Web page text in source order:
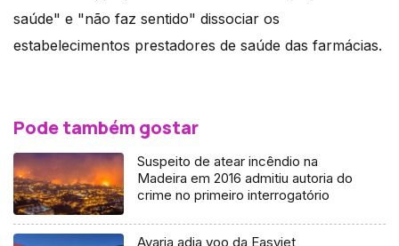
saúde" e "não faz sentido" dissociar os
estabelecimentos prestadores de saúde das farmácias.
Pode também gostar
Suspeito de atear incêndio na
Madeira em 2016 admitiu autoria do
crime no primeiro interrogatório
Avaria adia voo da Easyjet